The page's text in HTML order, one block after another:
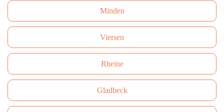
Minden
Viersen
Rheine
Gladbeck